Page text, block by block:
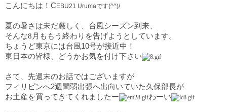
こんにちは！C EBU21 Urumaです(^^)/
夏の暑さは未だ厳しく、台風シーズン到来、
そんな8月ももう終わりを告げようとしています。
ちょうど東京には台風10号が接近中！
東日本の皆様、どうかお気を付け下さい
さて、先週末のお話ではございますが
フィリピンへ2週間弱出張へ出向いていた久保部長が
お土産を買ってきてくれましたー
わーい